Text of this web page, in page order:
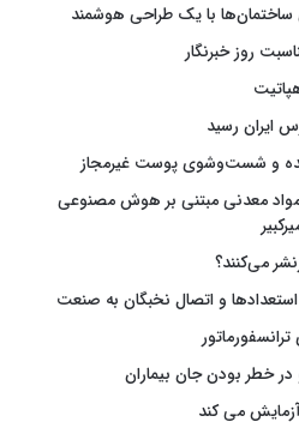
روز خبرنگار
رسید
و شست‌وشوی پوست غیرمجاز
معدنی مبتنی بر هوش مصنوعی
می‌کنند؟
و اتصال نخبگان به صنعت
خطر بودن جان بیماران
می کند